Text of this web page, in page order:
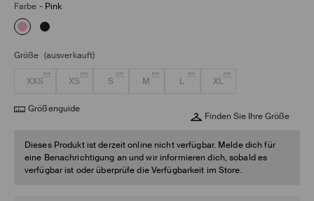
Farbe - Pink
Größe (ausverkauft)
XXS XS S M L XL
Größenguide
Finden Sie Ihre Größe
Dieses Produkt ist derzeit online nicht verfügbar. Melde dich für
eine Benachrichtigung an und wir informieren dich, sobald es
verfügbar ist oder überprüfe die Verfügbarkeit im Store.